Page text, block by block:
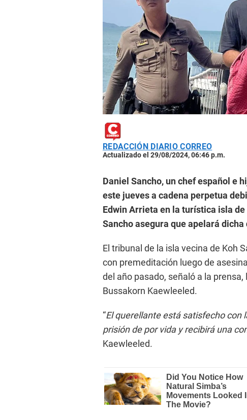
REDACCIÓN DIARIO CORREO
Actualizado el 29/08/2024, 06:46 p.m.
Daniel Sancho, un chef español e
este jueves a cadena perpetua
Edwin Arrieta en la turística isla
Sancho asegura que apelará dicha
El tribunal de la isla vecina de Koh
con premeditación luego de
del año pasado, señaló a la
Bussakorn Kaewleeled.
“El querellante está satisfecho con
prisión de por vida y recibirá una
Kaewleeled.